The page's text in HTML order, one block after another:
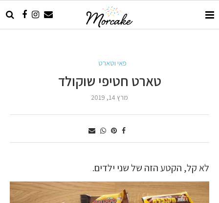
פאי וטארט
טארט חטיפי שוקולד
מרץ 14, 2019
לא קל, הקטע הזה של שני ילדים.